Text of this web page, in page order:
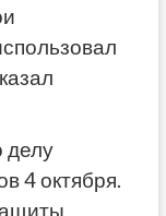
делу
4 октября.